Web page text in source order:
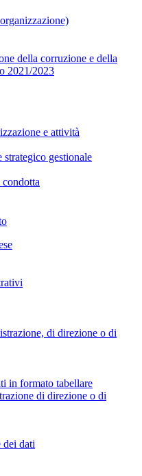
della corruzione e della
2021/2023
e attività
gestionale
di direzione o di
in formato tabellare
di direzione o di
dei dati